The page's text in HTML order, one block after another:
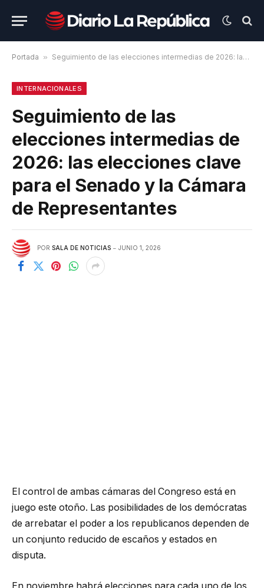
Portada » Seguimiento de las elecciones intermedias de 2026: las elecciones clave para el Senado y la Cámara de Representantes
INTERNACIONALES
Seguimiento de las
elecciones intermedias de
2026: las elecciones clave
para el Senado y la Cámara
de Representantes
POR SALA DE NOTICIAS JUNIO 1, 2026
El control de ambas cámaras del Congreso está en
juego este otoño. Las posibilidades de los demócratas
de arrebatar el poder a los republicanos dependen de
un conjunto reducido de escaños y estados en
disputa.